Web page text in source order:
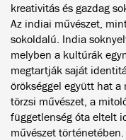
kreativitás és gazdag
Az indiai művészet,
sokoldalú. India
melyben a kultúrák
megtartják saját
örökséggel együtt hat
törzsi művészet, a
függetlenség óta eltelt
művészet